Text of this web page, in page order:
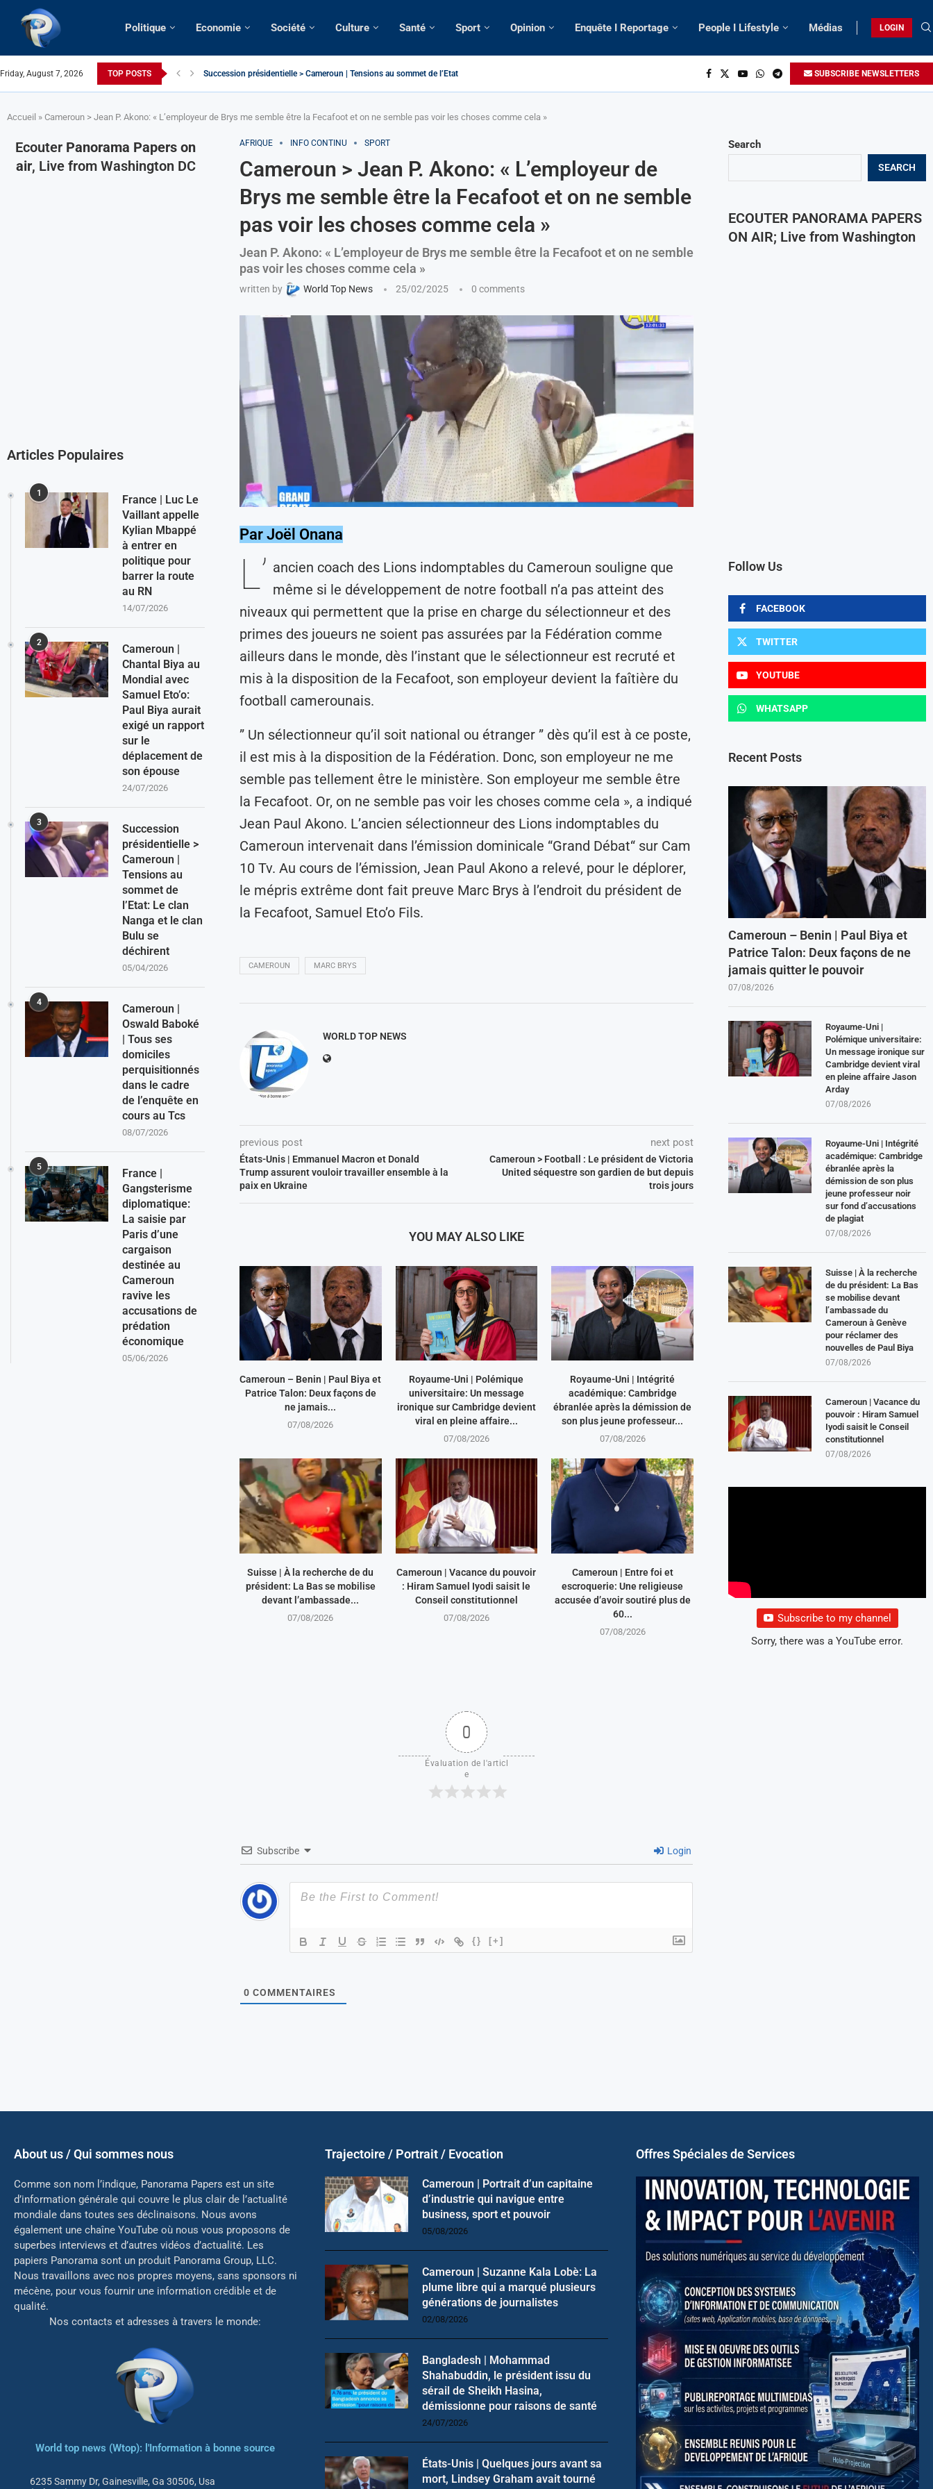
Politique Economie Société Culture Santé Sport Opinion Enquête I Reportage People I Lifestyle Médias LOGIN
Friday, August 7, 2026 TOP POSTS Cameroun | Oswald Baboké | Tous ses domiciles perquisitionnés dans le... SUBSCRIBE NEWSLETTERS
Accueil » Cameroun > Jean P. Akono: « L’employeur de Brys me semble être la Fecafoot et on ne semble pas voir les choses comme cela »
AFRIQUE INFO CONTINU SPORT
Cameroun > Jean P. Akono: « L’employeur de
Brys me semble être la Fecafoot et on ne semble
pas voir les choses comme cela »
Jean P. Akono: « L’employeur de Brys me semble être la Fecafoot et on ne semble
pas voir les choses comme cela »
written by World Top News 25/02/2025 0 comments
Par Joël Onana
L’ ancien coach des Lions indomptables du Cameroun souligne que
même si le développement de notre football n’a pas atteint des
niveaux qui permettent que la prise en charge du sélectionneur et des
primes des joueurs ne soient pas assurées par la Fédération comme
ailleurs dans le monde, dès l’instant que le sélectionneur est recruté et
mis à la disposition de la Fecafoot, son employeur devient la faîtière du
football camerounais.
” Un sélectionneur qu’il soit national ou étranger ” dès qu’il est à ce poste,
il est mis à la disposition de la Fédération. Donc, son employeur ne me
semble pas tellement être le ministère. Son employeur me semble être
la Fecafoot. Or, on ne semble pas voir les choses comme cela », a indiqué
Jean Paul Akono. L’ancien sélectionneur des Lions indomptables du
Cameroun intervenait dans l’émission dominicale “Grand Débat“ sur Cam
10 Tv. Au cours de l’émission, Jean Paul Akono a relevé, pour le déplorer,
le mépris extrême dont fait preuve Marc Brys à l’endroit du président de
la Fecafoot, Samuel Eto’o Fils.
CAMEROUN MARC BRYS
WORLD TOP NEWS
previous post
États-Unis | Emmanuel Macron et Donald
Trump assurent vouloir travailler ensemble à la
paix en Ukraine
next post
Cameroun > Football : Le président de Victoria
United séquestre son gardien de but depuis
trois jours
YOU MAY ALSO LIKE
Cameroun – Benin | Paul Biya et
Patrice Talon: Deux façons de
ne jamais...
07/08/2026
Royaume-Uni | Polémique
universitaire: Un message
ironique sur Cambridge devient
viral en pleine affaire...
07/08/2026
Royaume-Uni | Intégrité
académique: Cambridge
ébranlée après la démission de
son plus jeune professeur...
07/08/2026
Suisse | À la recherche de du
président: La Bas se mobilise
devant l’ambassade...
07/08/2026
Cameroun | Vacance du pouvoir
: Hiram Samuel Iyodi saisit le
Conseil constitutionnel
07/08/2026
Cameroun | Entre foi et
escroquerie: Une religieuse
accusée d’avoir soutiré plus de
60...
07/08/2026
0
Évaluation de l'articl
e
Subscribe Login
{} [+]
0 COMMENTAIRES
Search
SEARCH
ECOUTER PANORAMA PAPERS
ON AIR; Live from Washington
Follow Us
FACEBOOK
TWITTER
YOUTUBE
WHATSAPP
Recent Posts
Cameroun – Benin | Paul Biya et
Patrice Talon: Deux façons de ne
jamais quitter le pouvoir
07/08/2026
Royaume-Uni |
Polémique universitaire:
Un message ironique sur
Cambridge devient viral
en pleine affaire Jason
Arday
07/08/2026
Royaume-Uni | Intégrité
académique: Cambridge
ébranlée après la
démission de son plus
jeune professeur noir
sur fond d’accusations
de plagiat
07/08/2026
Suisse | À la recherche
de du président: La Bas
se mobilise devant
l’ambassade du
Cameroun à Genève
pour réclamer des
nouvelles de Paul Biya
07/08/2026
Cameroun | Vacance du
pouvoir : Hiram Samuel
Iyodi saisit le Conseil
constitutionnel
07/08/2026
Subscribe to my channel
Sorry, there was a YouTube error.
Ecouter Panorama Papers on
air, Live from Washington DC
Articles Populaires
1
France | Luc Le
Vaillant appelle
Kylian Mbappé
à entrer en
politique pour
barrer la route
au RN
14/07/2026
2
Cameroun |
Chantal Biya au
Mondial avec
Samuel Eto’o:
Paul Biya aurait
exigé un rapport
sur le
déplacement de
son épouse
24/07/2026
3
Succession
présidentielle >
Cameroun |
Tensions au
sommet de
l’Etat: Le clan
Nanga et le clan
Bulu se
déchirent
05/04/2026
4
Cameroun |
Oswald Baboké
| Tous ses
domiciles
perquisitionnés
dans le cadre
de l’enquête en
cours au Tcs
08/07/2026
5
France |
Gangsterisme
diplomatique:
La saisie par
Paris d’une
cargaison
destinée au
Cameroun
ravive les
accusations de
prédation
économique
05/06/2026
About us / Qui sommes nous
Comme son nom l’indique, Panorama Papers est un site
d’information générale qui couvre le plus clair de l’actualité
mondiale dans toutes ses déclinaisons. Nous avons
également une chaîne YouTube où nous vous proposons de
superbes interviews et d’autres vidéos d’actualité. Les
papiers Panorama sont un produit Panorama Group, LLC.
Nous travaillons avec nos propres moyens, sans sponsors ni
mécène, pour vous fournir une information crédible et de
qualité.
Nos contacts et adresses à travers le monde:
World top news (Wtop): l'Information à bonne source
6235 Sammy Dr, Gainesville, Ga 30506, Usa
Trajectoire / Portrait / Evocation
Cameroun | Portrait d’un capitaine
d’industrie qui navigue entre
business, sport et pouvoir
05/08/2026
Cameroun | Suzanne Kala Lobè: La
plume libre qui a marqué plusieurs
générations de journalistes
02/08/2026
Bangladesh | Mohammad
Shahabuddin, le président issu du
sérail de Sheikh Hasina,
démissionne pour raisons de santé
24/07/2026
États-Unis | Quelques jours avant sa
mort, Lindsey Graham avait tourné
Offres Spéciales de Services